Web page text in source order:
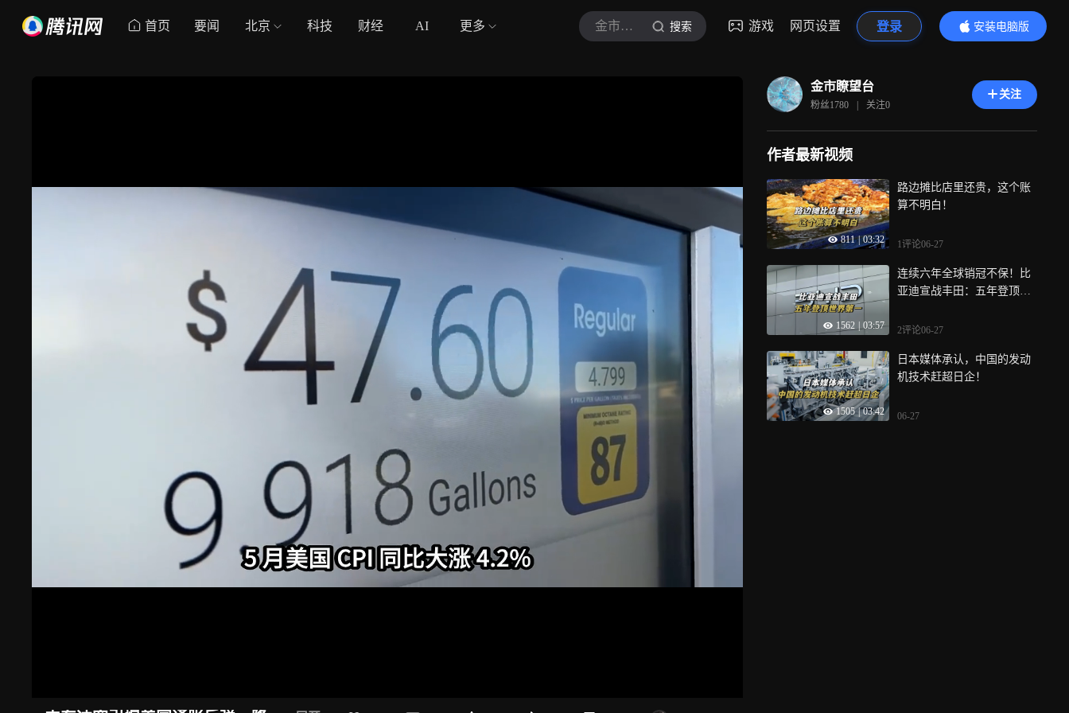
首页 要闻 北京 科技 财经 AI 更多 金市瞭望台 搜索 游戏 网页设置 登录
安装电脑版
内容更精彩
金市瞭望台
粉丝1780 | 关注0
关注
作者最新视频
811 | 03:32
路边摊比店里还贵，这个账
算不明白！
1评论06-27
1562 03:57
连续六年全球销冠不保！比
亚迪宣战丰田：五年登顶世
2评论06-27
1505 03:42
日本媒体承认，中国的发动
机技术赶超日企！
06-27